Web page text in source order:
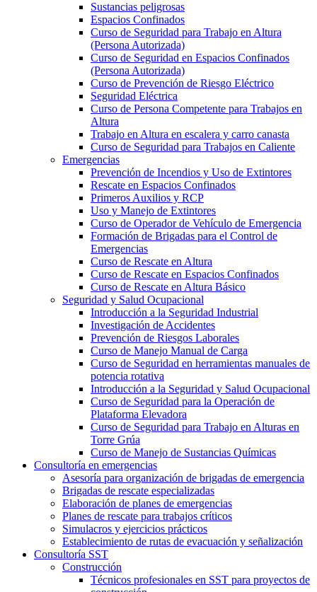
Sustancias peligrosas
Espacios Confinados
Curso de Seguridad para Trabajo en Altura
(Persona Autorizada)
Curso de Seguridad en Espacios Confinados
(Persona Autorizada)
Curso de Prevención de Riesgo Eléctrico
Seguridad Eléctrica
Curso de Persona Competente para Trabajos en
Altura
Trabajo en Altura en escalera y carro canasta
Curso de Seguridad para Trabajos en Caliente
Emergencias
Prevención de Incendios y Uso de Extintores
Rescate en Espacios Confinados
Primeros Auxilios y RCP
Uso y Manejo de Extintores
Curso de Operador de Vehículo de Emergencia
Formación de Brigadas para el Control de
Emergencias
Curso de Rescate en Altura
Curso de Rescate en Espacios Confinados
Curso de Rescate en Altura Básico
Seguridad y Salud Ocupacional
Introducción a la Seguridad Industrial
Investigación de Accidentes
Prevención de Riesgos Laborales
Curso de Manejo Manual de Carga
Curso de Seguridad en herramientas manuales de
potencia rotativa
Introducción a la Seguridad y Salud Ocupacional
Curso de Seguridad para la Operación de
Plataforma Elevadora
Curso de Seguridad para Trabajo en Alturas en
Torre Grúa
Curso de Manejo de Sustancias Químicas
Consultoría en emergencias
Asesoría para organización de brigadas de emergencia
Brigadas de rescate especializadas
Elaboración de planes de emergencias
Planes de rescate para trabajos críticos
Simulacros y ejercicios prácticos
Establecimiento de rutas de evacuación y señalización
Consultoría SST
Construcción
Técnicos profesionales en SST para proyectos de